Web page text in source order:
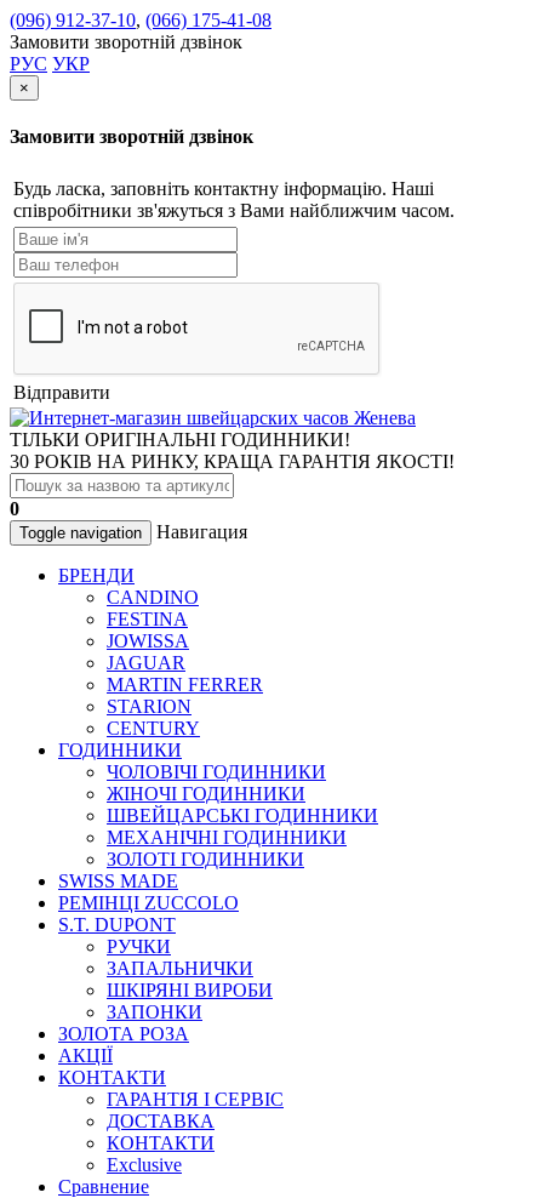
(096) 912-37-10, (066) 175-41-08
Замовити зворотній дзвінок
РУС УКР
×
Замовити зворотній дзвінок
Будь ласка, заповніть контактну інформацію. Наші
співробітники зв'яжуться з Вами найближчим часом.
Відправити
ТІЛЬКИ ОРИГІНАЛЬНІ ГОДИННИКИ!
30 РОКІВ НА РИНКУ, КРАЩА ГАРАНТІЯ ЯКОСТІ!
0
Toggle navigation Навигация
БРЕНДИ
CANDINO
FESTINA
JOWISSA
JAGUAR
MARTIN FERRER
STARION
CENTURY
ГОДИННИКИ
ЧОЛОВІЧІ ГОДИННИКИ
ЖІНОЧІ ГОДИННИКИ
ШВЕЙЦАРСЬКІ ГОДИННИКИ
МЕХАНІЧНІ ГОДИННИКИ
ЗОЛОТІ ГОДИННИКИ
SWISS MADE
РЕМІНЦІ ZUCCOLO
S.T. DUPONT
РУЧКИ
ЗАПАЛЬНИЧКИ
ШКІРЯНІ ВИРОБИ
ЗАПОНКИ
ЗОЛОТА РОЗА
АКЦІЇ
КОНТАКТИ
ГАРАНТІЯ І СЕРВІС
ДОСТАВКА
КОНТАКТИ
Exclusive
Сравнение